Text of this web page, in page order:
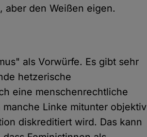
aber den Weißen eigen.
als Vorwürfe. Es gibt sehr
hetzerische
eine menschenrechtliche
Linke mitunter objektiv
diskreditiert wird. Das kann